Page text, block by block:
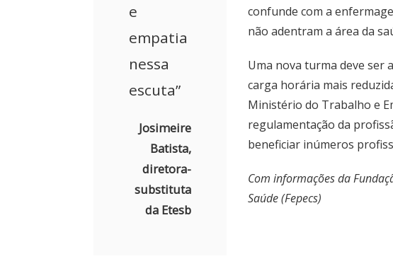
e
empatia
nessa
escuta”
Josimeire
Batista,
diretora-
substituta
da Etesb
confunde com a
não adentram a área da
Uma nova turma deve ser
carga horária mais
Ministério do Trabalho e
regulamentação da
beneficiar inúmeros
Com informações da
Saúde (Fepecs)